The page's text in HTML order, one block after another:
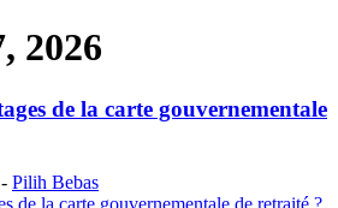
2026
de la carte gouvernementale
- Pilih Bebas